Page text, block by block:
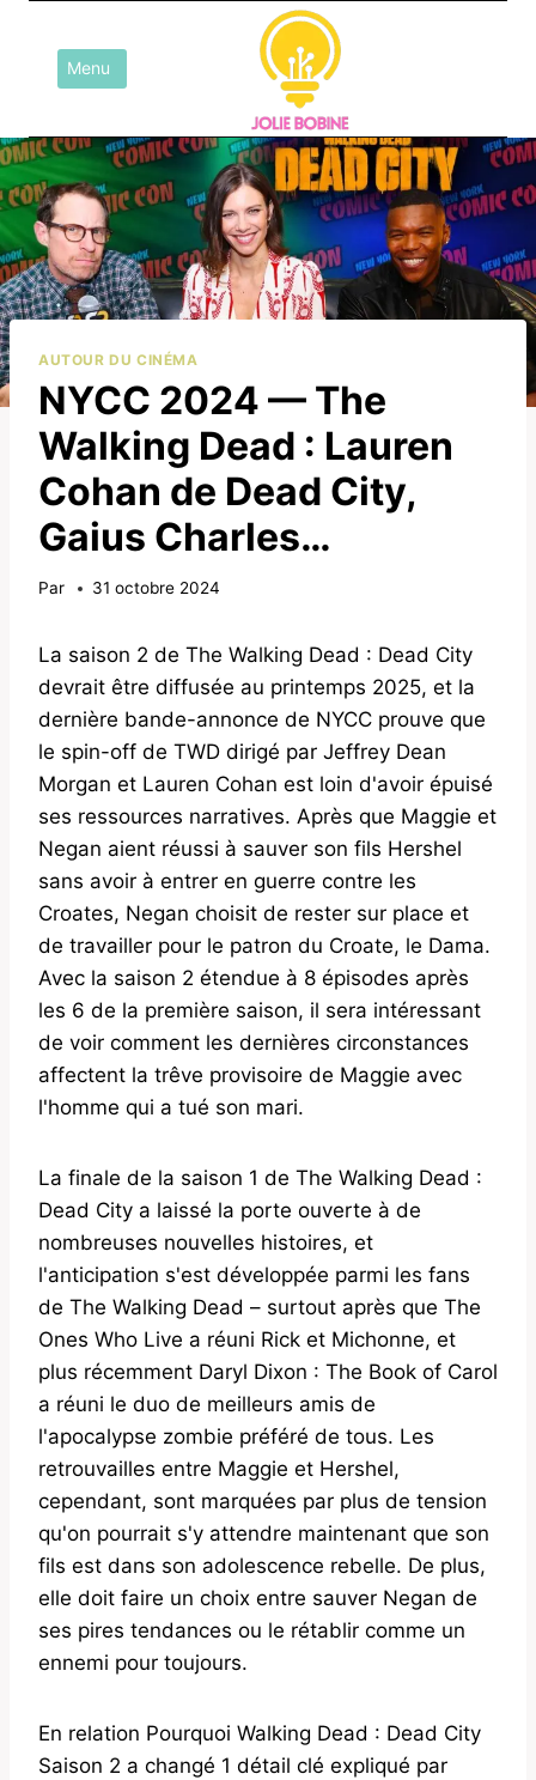
contenuMenu
AUTOUR DU CINÉMA
NYCC 2024 — The
Walking Dead : Lauren
Cohan de Dead City,
Gaius Charles…
Par 31 octobre 2024
La saison 2 de The Walking Dead : Dead City
devrait être diffusée au printemps 2025, et la
dernière bande-annonce de NYCC prouve que
le spin-off de TWD dirigé par Jeffrey Dean
Morgan et Lauren Cohan est loin d'avoir épuisé
ses ressources narratives. Après que Maggie et
Negan aient réussi à sauver son fils Hershel
sans avoir à entrer en guerre contre les
Croates, Negan choisit de rester sur place et
de travailler pour le patron du Croate, le Dama.
Avec la saison 2 étendue à 8 épisodes après
les 6 de la première saison, il sera intéressant
de voir comment les dernières circonstances
affectent la trêve provisoire de Maggie avec
l'homme qui a tué son mari.
La finale de la saison 1 de The Walking Dead :
Dead City a laissé la porte ouverte à de
nombreuses nouvelles histoires, et
l'anticipation s'est développée parmi les fans
de The Walking Dead – surtout après que The
Ones Who Live a réuni Rick et Michonne, et
plus récemment Daryl Dixon : The Book of Carol
a réuni le duo de meilleurs amis de
l'apocalypse zombie préféré de tous. Les
retrouvailles entre Maggie et Hershel,
cependant, sont marquées par plus de tension
qu'on pourrait s'y attendre maintenant que son
fils est dans son adolescence rebelle. De plus,
elle doit faire un choix entre sauver Negan de
ses pires tendances ou le rétablir comme un
ennemi pour toujours.
En relation Pourquoi Walking Dead : Dead City
Saison 2 a changé 1 détail clé expliqué par